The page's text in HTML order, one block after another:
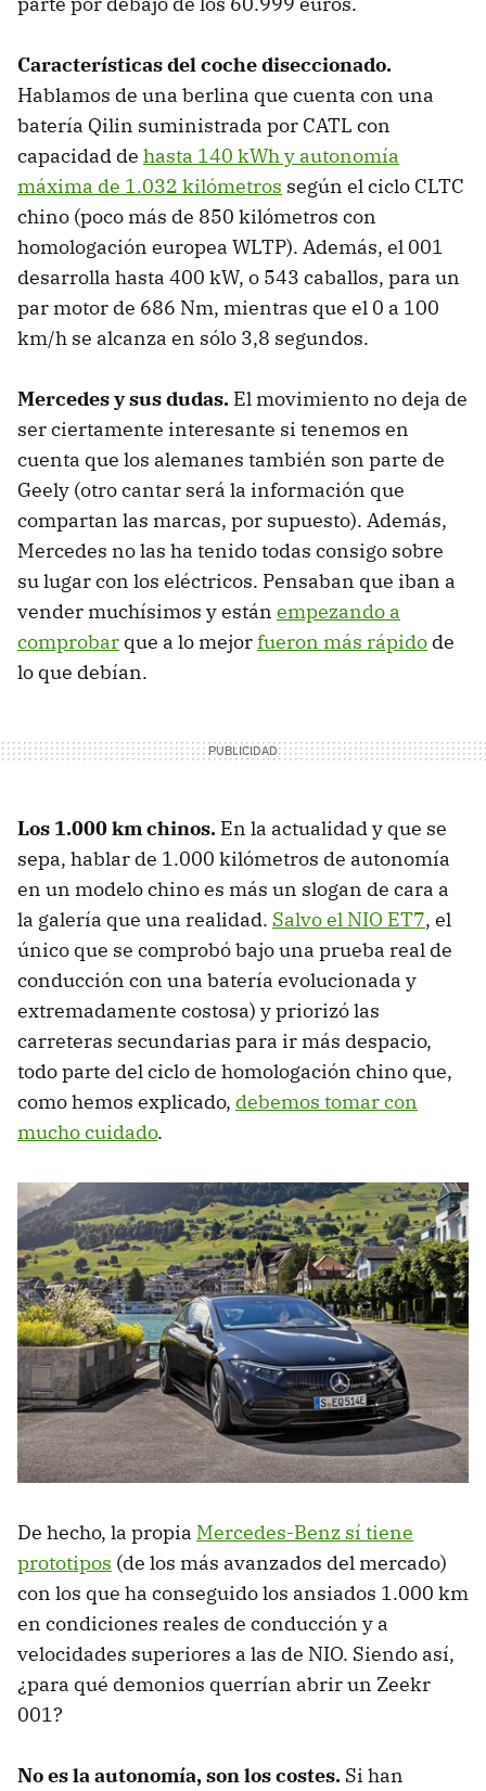
Características del coche diseccionado.
Hablamos de una berlina que cuenta con una
batería Qilin suministrada por CATL con
capacidad de hasta 140 kWh y autonomía
máxima de 1.032 kilómetros según el ciclo CLTC
chino (poco más de 850 kilómetros con
homologación europea WLTP). Además, el 001
desarrolla hasta 400 kW, o 543 caballos, para un
par motor de 686 Nm, mientras que el 0 a 100
km/h se alcanza en sólo 3,8 segundos.
Mercedes y sus dudas. El movimiento no deja de
ser ciertamente interesante si tenemos en
cuenta que los alemanes también son parte de
Geely (otro cantar será la información que
compartan las marcas, por supuesto). Además,
Mercedes no las ha tenido todas consigo sobre
su lugar con los eléctricos. Pensaban que iban a
vender muchísimos y están empezando a
comprobar que a lo mejorfueron más rápido de
lo que debían.
Los 1.000 km chinos. En la actualidad y que se
sepa, hablar de 1.000 kilómetros de autonomía
en un modelo chino es más un slogan de cara a
la galería que una realidad. Salvo el NIO ET7, el
único que se comprobó bajo una prueba real de
conducción con una batería evolucionada y
extremadamente costosa) y priorizó las
carreteras secundarias para ir más despacio,
todo parte del ciclo de homologación chino que,
como hemos explicado, debemos tomar con
mucho cuidado.
De hecho, la propia Mercedes-Benz sí tiene
prototipos (de los más avanzados del mercado)
con los que ha conseguido los ansiados 1.000 km
en condiciones reales de conducción y a
velocidades superiores a las de NIO. Siendo así,
¿para qué demonios querrían abrir un Zeekr
001?
No es la autonomía, son los costes. Si han